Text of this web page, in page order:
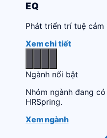
EQ
Phát triển trí tuệ cảm
Xem chi tiết
Ngành nổi bật
Nhóm ngành đang
HRSpring.
Xem ngành